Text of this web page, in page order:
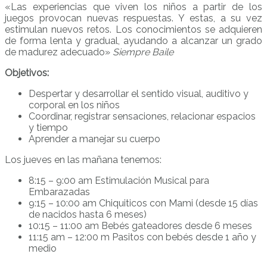
«Las experiencias que viven los niños a partir de los
juegos provocan nuevas respuestas. Y estas, a su vez
estimulan nuevos retos. Los conocimientos se adquieren
de forma lenta y gradual, ayudando a alcanzar un grado
de madurez adecuado» Siempre Baile
Objetivos:
Despertar y desarrollar el sentido visual, auditivo y
corporal en los niños
Coordinar, registrar sensaciones, relacionar espacios
y tiempo
Aprender a manejar su cuerpo
Los jueves en las mañana tenemos:
8:15 – 9:00 am Estimulación Musical para
Embarazadas
9:15 – 10:00 am Chiquiticos con Mami (desde 15 días
de nacidos hasta 6 meses)
10:15 – 11:00 am Bebés gateadores desde 6 meses
11:15 am – 12:00 m Pasitos con bebés desde 1 año y
medio